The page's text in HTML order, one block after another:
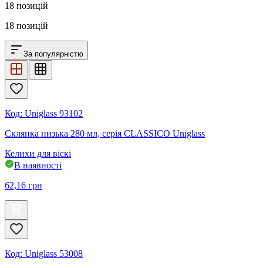
18 позицій
18 позицій
За популярністю
Код: Uniglass 93102
Склянка низька 280 мл, серія CLASSICO Uniglass
Келихи для віскі
В наявності
62,16 грн
Код: Uniglass 53008